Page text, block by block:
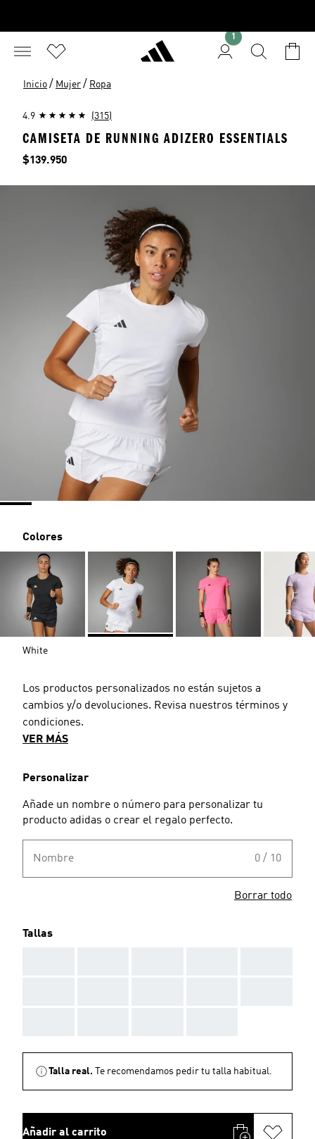
1
Inicio / Mujer / Ropa
4.9 (315)
CAMISETA DE RUNNING ADIZERO ESSENTIALS
Precio
$139.950
Colores
White
Los productos personalizados no están sujetos a
cambios y/o devoluciones. Revisa nuestros términos y
condiciones.
VER MÁS
Personalizar
Añade un nombre o número para personalizar tu
producto adidas o crear el regalo perfecto.
Nombre 0 / 10
Borrar todo
Tallas
Talla real. Te recomendamos pedir tu talla habitual.
Añadir al carrito